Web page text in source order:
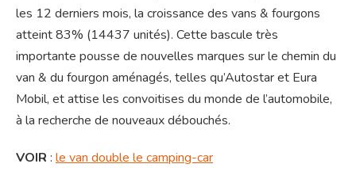
les 12 derniers mois, la croissance des vans & fourgons
atteint 83% (14437 unités). Cette bascule très
importante pousse de nouvelles marques sur le chemin du
van & du fourgon aménagés, telles qu’Autostar et Eura
Mobil, et attise les convoitises du monde de l’automobile,
à la recherche de nouveaux débouchés.
VOIR : le van double le camping-car